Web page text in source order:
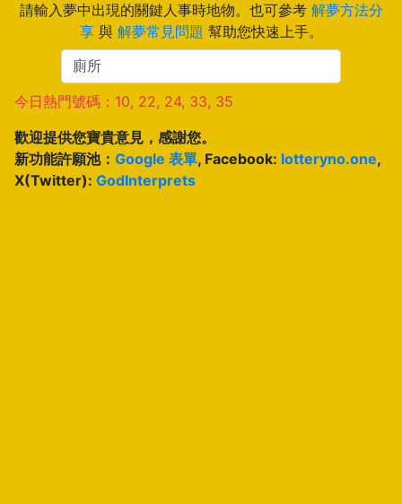
請輸入夢中出現的關鍵人事時地物。也可參考 解夢方法分
享與 解夢常見問題 幫助您快速上手。
今日熱門號碼：10, 22, 24, 33, 35
歡迎提供您寶貴意見，感謝您。
新功能許願池： Google 表單, Facebook: lotteryno.one,
X(Twitter): GodInterprets